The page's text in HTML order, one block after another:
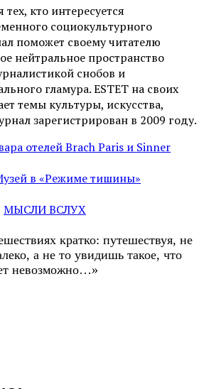
кто интересуeтся
социокультурного
поможет своему читателю
нейтральное пространство
снобов и
гламура. ESTET на своих
темы культуры, искусства,
зарегистрирован в 2009 году.
отелей Brach Paris и Sinner
в «Режиме тишины»
МЫСЛИ ВСЛУХ
кратко: путешествуя, не
а не то увидишь такое, что
невозможно…»